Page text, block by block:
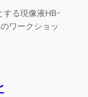
する現像液HB-
ワークショッ